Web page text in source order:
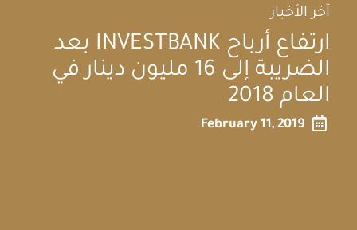
آخر الأخبار
ارتفاع أرباح INVESTBANK بعد
الضريبة إلى 16 مليون دينار في
العام 2018

February 11, 2019